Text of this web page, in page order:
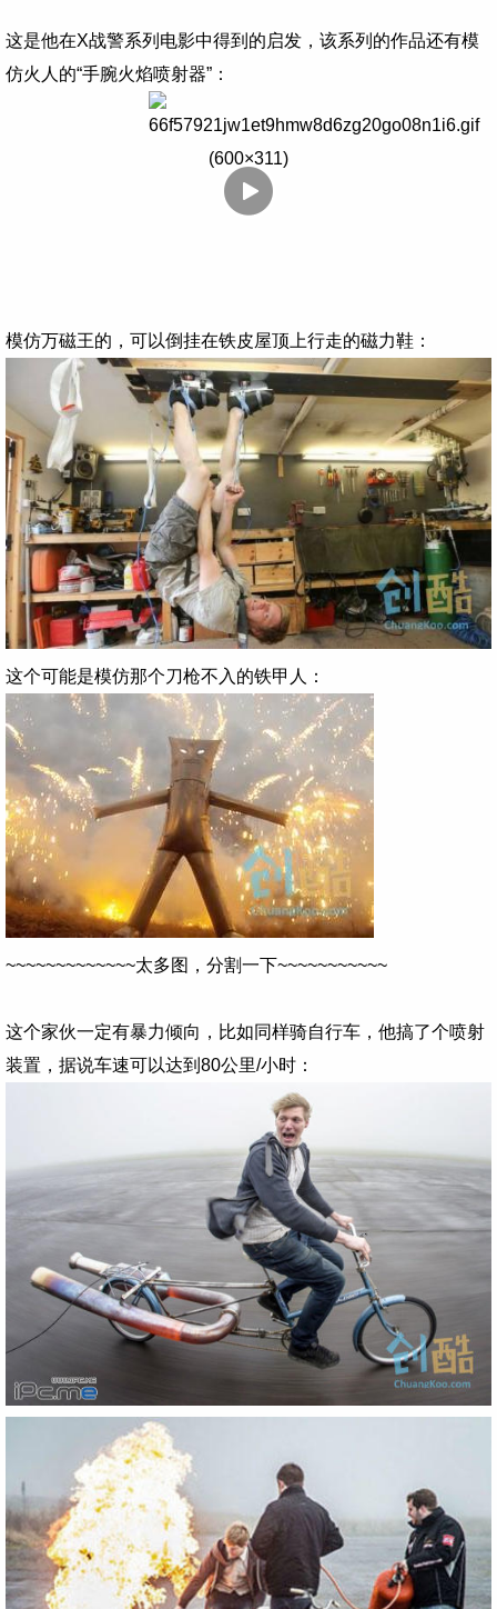
这是他在X战警系列电影中得到的启发，该系列的作品还有模
仿火人的“手腕火焰喷射器”：
模仿万磁王的，可以倒挂在铁皮屋顶上行走的磁力鞋：
这个可能是模仿那个刀枪不入的铁甲人：
~~~~~~~~~~~~~太多图，分割一下~~~~~~~~~~~
这个家伙一定有暴力倾向，比如同样骑自行车，他搞了个喷射
装置，据说车速可以达到80公里/小时：